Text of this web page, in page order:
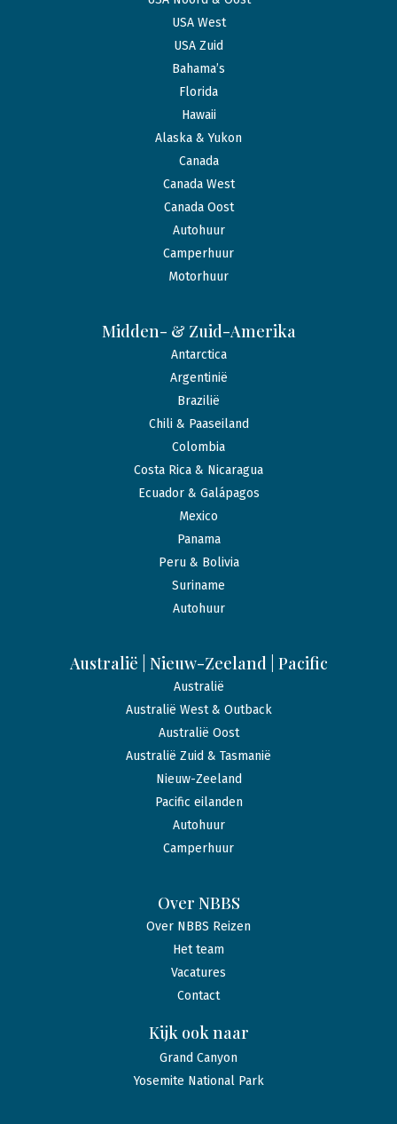
USA West
USA Zuid
Bahama’s
Florida
Hawaii
Alaska & Yukon
Canada
Canada West
Canada Oost
Autohuur
Camperhuur
Motorhuur
Midden- & Zuid-Amerika
Antarctica
Argentinië
Brazilië
Chili & Paaseiland
Colombia
Costa Rica & Nicaragua
Ecuador & Galápagos
Mexico
Panama
Peru & Bolivia
Suriname
Autohuur
Australië | Nieuw-Zeeland | Pacific
Australië
Australië West & Outback
Australië Oost
Australië Zuid & Tasmanië
Nieuw-Zeeland
Pacific eilanden
Autohuur
Camperhuur
Over NBBS
Over NBBS Reizen
Het team
Vacatures
Contact
Kijk ook naar
Grand Canyon
Yosemite National Park